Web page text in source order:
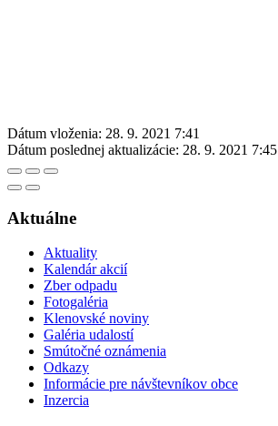
Dátum vloženia: 28. 9. 2021 7:41
Dátum poslednej aktualizácie: 28. 9. 2021 7:45
Aktuálne
Aktuality
Kalendár akcií
Zber odpadu
Fotogaléria
Klenovské noviny
Galéria udalostí
Smútočné oznámenia
Odkazy
Informácie pre návštevníkov obce
Inzercia